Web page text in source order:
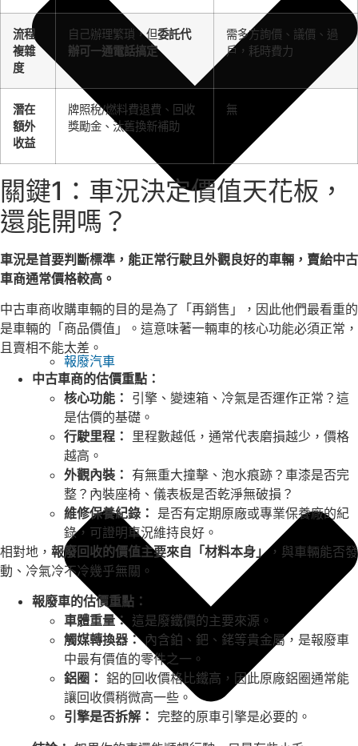
報廢汽車
流程
複雜
度
自己辦理繁瑣，但委託代
辦可一通電話搞定
需多方詢價、議價、過
戶，耗時費力
潛在
額外
收益
牌照稅/燃料費退費、回收
獎勵金、汰舊換新補助
無
關鍵1：車況決定價值天花板，
還能開嗎？
車況是首要判斷標準，能正常行駛且外觀良好的車輛，賣給中古
車商通常價格較高。
中古車商收購車輛的目的是為了「再銷售」，因此他們最看重的
是車輛的「商品價值」。這意味著一輛車的核心功能必須正常，
且賣相不能太差。
中古車商的估價重點：
核心功能： 引擎、變速箱、冷氣是否運作正常？這
是估價的基礎。
行駛里程：
里程數越低，通常代表磨損越少，價格
越高。
外觀內裝： 有無重大撞擊、泡水痕跡？車漆是否完
整？內裝座椅、儀表板是否乾淨無破損？
維修保養紀錄： 是否有定期原廠或專業保養廠的紀
錄，可證明車況維持良好。
相對地， 報廢回收的價值主要來自「材料本身」，與車輛能否發
動、冷氣冷不冷幾乎無關。
報廢車的估價重點：
車體重量： 這是廢鐵價的主要來源。
觸媒轉換器：內含鉑、鈀、銠等貴金屬，是報廢車
中最有價值的零件之一。
鋁圈： 鋁的回收價格比鐵高，因此原廠鋁圈通常能
讓回收價稍微高一些。
引擎是否拆解： 完整的原車引擎是必要的。